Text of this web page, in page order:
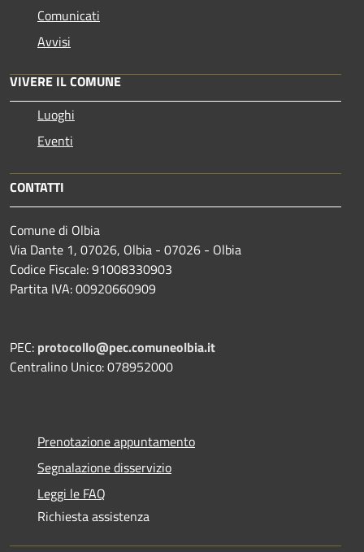
Comunicati
Avvisi
VIVERE IL COMUNE
Luoghi
Eventi
CONTATTI
Comune di Olbia
Via Dante 1, 07026, Olbia - 07026 - Olbia
Codice Fiscale: 91008330903
Partita IVA: 00920660909
PEC: protocollo@pec.comuneolbia.it
Centralino Unico: 078952000
Prenotazione appuntamento
Segnalazione disservizio
Leggi le FAQ
Richiesta assistenza